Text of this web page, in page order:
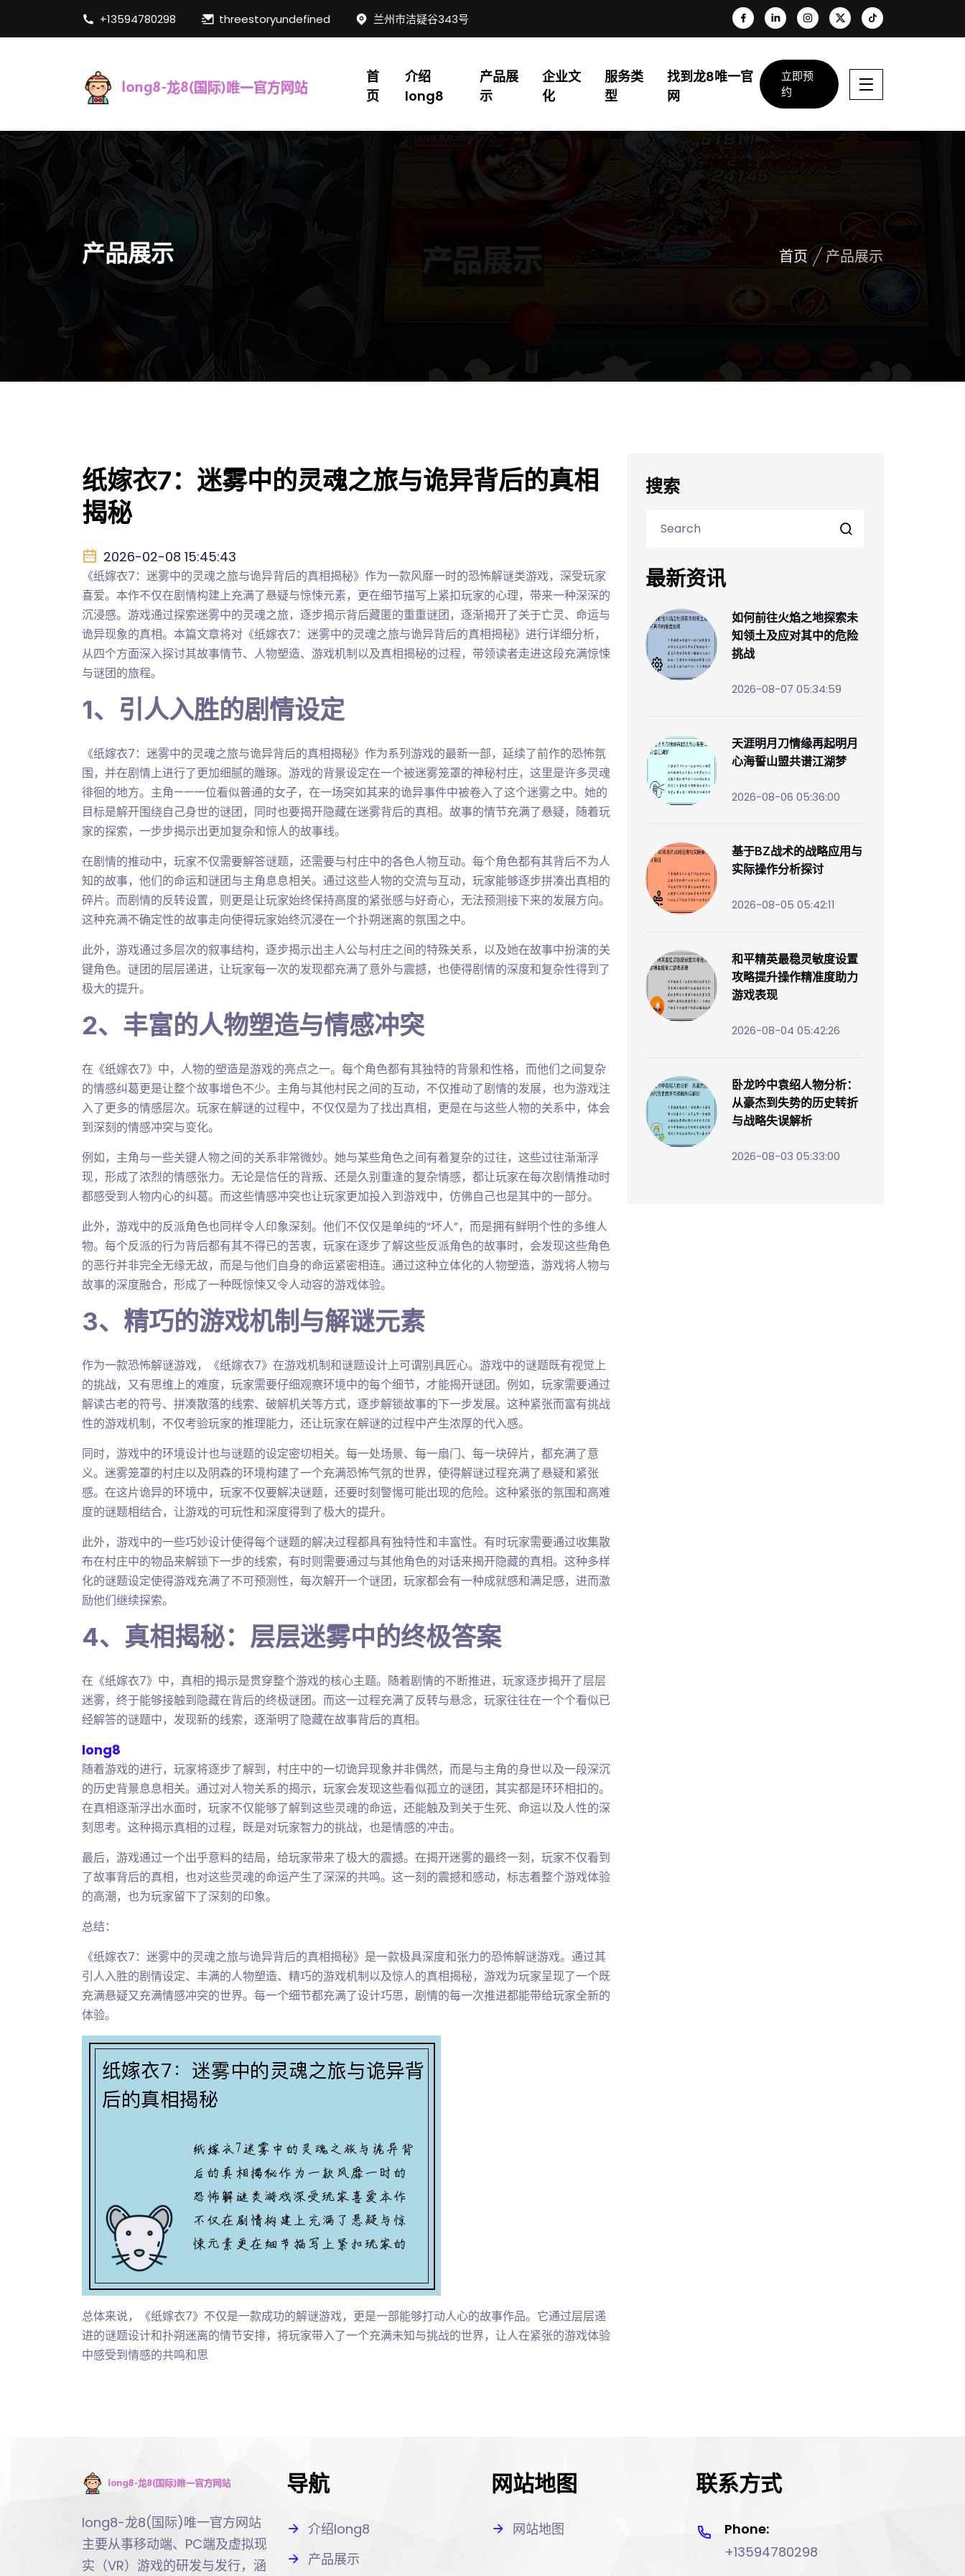
+13594780298 threestoryundefined 兰州市洁疑谷343号
首
页
介绍
long8
产品展
示
企业文
化
服务类
型
找到龙8唯一官
网
立即预
约
产品展示 首页 产品展示
纸嫁衣7：迷雾中的灵魂之旅与诡异背后的真相
揭秘
2026-02-08 15:45:43
《纸嫁衣7：迷雾中的灵魂之旅与诡异背后的真相揭秘》作为一款风靡一时的恐怖解谜类游戏，深受玩家
喜爱。本作不仅在剧情构建上充满了悬疑与惊悚元素，更在细节描写上紧扣玩家的心理，带来一种深深的
沉浸感。游戏通过探索迷雾中的灵魂之旅，逐步揭示背后藏匿的重重谜团，逐渐揭开了关于亡灵、命运与
诡异现象的真相。本篇文章将对《纸嫁衣7：迷雾中的灵魂之旅与诡异背后的真相揭秘》进行详细分析，
从四个方面深入探讨其故事情节、人物塑造、游戏机制以及真相揭秘的过程，带领读者走进这段充满惊悚
与谜团的旅程。
1、引人入胜的剧情设定
《纸嫁衣7：迷雾中的灵魂之旅与诡异背后的真相揭秘》作为系列游戏的最新一部，延续了前作的恐怖氛
围，并在剧情上进行了更加细腻的雕琢。游戏的背景设定在一个被迷雾笼罩的神秘村庄，这里是许多灵魂
徘徊的地方。主角——一位看似普通的女子，在一场突如其来的诡异事件中被卷入了这个迷雾之中。她的
目标是解开围绕自己身世的谜团，同时也要揭开隐藏在迷雾背后的真相。故事的情节充满了悬疑，随着玩
家的探索，一步步揭示出更加复杂和惊人的故事线。
在剧情的推动中，玩家不仅需要解答谜题，还需要与村庄中的各色人物互动。每个角色都有其背后不为人
知的故事，他们的命运和谜团与主角息息相关。通过这些人物的交流与互动，玩家能够逐步拼凑出真相的
碎片。而剧情的反转设置，则更是让玩家始终保持高度的紧张感与好奇心，无法预测接下来的发展方向。
这种充满不确定性的故事走向使得玩家始终沉浸在一个扑朔迷离的氛围之中。
此外，游戏通过多层次的叙事结构，逐步揭示出主人公与村庄之间的特殊关系，以及她在故事中扮演的关
键角色。谜团的层层递进，让玩家每一次的发现都充满了意外与震撼，也使得剧情的深度和复杂性得到了
极大的提升。
2、丰富的人物塑造与情感冲突
在《纸嫁衣7》中，人物的塑造是游戏的亮点之一。每个角色都有其独特的背景和性格，而他们之间复杂
的情感纠葛更是让整个故事增色不少。主角与其他村民之间的互动，不仅推动了剧情的发展，也为游戏注
入了更多的情感层次。玩家在解谜的过程中，不仅仅是为了找出真相，更是在与这些人物的关系中，体会
到深刻的情感冲突与变化。
例如，主角与一些关键人物之间的关系非常微妙。她与某些角色之间有着复杂的过往，这些过往渐渐浮
现，形成了浓烈的情感张力。无论是信任的背叛、还是久别重逢的复杂情感，都让玩家在每次剧情推动时
都感受到人物内心的纠葛。而这些情感冲突也让玩家更加投入到游戏中，仿佛自己也是其中的一部分。
此外，游戏中的反派角色也同样令人印象深刻。他们不仅仅是单纯的“坏人”，而是拥有鲜明个性的多维人
物。每个反派的行为背后都有其不得已的苦衷，玩家在逐步了解这些反派角色的故事时，会发现这些角色
的恶行并非完全无缘无故，而是与他们自身的命运紧密相连。通过这种立体化的人物塑造，游戏将人物与
故事的深度融合，形成了一种既惊悚又令人动容的游戏体验。
3、精巧的游戏机制与解谜元素
作为一款恐怖解谜游戏，《纸嫁衣7》在游戏机制和谜题设计上可谓别具匠心。游戏中的谜题既有视觉上
的挑战，又有思维上的难度，玩家需要仔细观察环境中的每个细节，才能揭开谜团。例如，玩家需要通过
解读古老的符号、拼凑散落的线索、破解机关等方式，逐步解锁故事的下一步发展。这种紧张而富有挑战
性的游戏机制，不仅考验玩家的推理能力，还让玩家在解谜的过程中产生浓厚的代入感。
同时，游戏中的环境设计也与谜题的设定密切相关。每一处场景、每一扇门、每一块碎片，都充满了意
义。迷雾笼罩的村庄以及阴森的环境构建了一个充满恐怖气氛的世界，使得解谜过程充满了悬疑和紧张
感。在这片诡异的环境中，玩家不仅要解决谜题，还要时刻警惕可能出现的危险。这种紧张的氛围和高难
度的谜题相结合，让游戏的可玩性和深度得到了极大的提升。
此外，游戏中的一些巧妙设计使得每个谜题的解决过程都具有独特性和丰富性。有时玩家需要通过收集散
布在村庄中的物品来解锁下一步的线索，有时则需要通过与其他角色的对话来揭开隐藏的真相。这种多样
化的谜题设定使得游戏充满了不可预测性，每次解开一个谜团，玩家都会有一种成就感和满足感，进而激
励他们继续探索。
4、真相揭秘：层层迷雾中的终极答案
在《纸嫁衣7》中，真相的揭示是贯穿整个游戏的核心主题。随着剧情的不断推进，玩家逐步揭开了层层
迷雾，终于能够接触到隐藏在背后的终极谜团。而这一过程充满了反转与悬念，玩家往往在一个个看似已
经解答的谜题中，发现新的线索，逐渐明了隐藏在故事背后的真相。
long8
随着游戏的进行，玩家将逐步了解到，村庄中的一切诡异现象并非偶然，而是与主角的身世以及一段深沉
的历史背景息息相关。通过对人物关系的揭示，玩家会发现这些看似孤立的谜团，其实都是环环相扣的。
在真相逐渐浮出水面时，玩家不仅能够了解到这些灵魂的命运，还能触及到关于生死、命运以及人性的深
刻思考。这种揭示真相的过程，既是对玩家智力的挑战，也是情感的冲击。
最后，游戏通过一个出乎意料的结局，给玩家带来了极大的震撼。在揭开迷雾的最终一刻，玩家不仅看到
了故事背后的真相，也对这些灵魂的命运产生了深深的共鸣。这一刻的震撼和感动，标志着整个游戏体验
的高潮，也为玩家留下了深刻的印象。
总结：
《纸嫁衣7：迷雾中的灵魂之旅与诡异背后的真相揭秘》是一款极具深度和张力的恐怖解谜游戏。通过其
引人入胜的剧情设定、丰满的人物塑造、精巧的游戏机制以及惊人的真相揭秘，游戏为玩家呈现了一个既
充满悬疑又充满情感冲突的世界。每一个细节都充满了设计巧思，剧情的每一次推进都能带给玩家全新的
体验。
总体来说，《纸嫁衣7》不仅是一款成功的解谜游戏，更是一部能够打动人心的故事作品。它通过层层递
进的谜题设计和扑朔迷离的情节安排，将玩家带入了一个充满未知与挑战的世界，让人在紧张的游戏体验
中感受到情感的共鸣和思
搜索
最新资讯
如何前往火焰之地探索未
知领土及应对其中的危险
挑战
2026-08-07 05:34:59
天涯明月刀情缘再起明月
心海誓山盟共谱江湖梦
2026-08-06 05:36:00
基于BZ战术的战略应用与
实际操作分析探讨
2026-08-05 05:42:11
和平精英最稳灵敏度设置
攻略提升操作精准度助力
游戏表现
2026-08-04 05:42:26
卧龙吟中袁绍人物分析：
从豪杰到失势的历史转折
与战略失误解析
2026-08-03 05:33:00
long8-龙8(国际)唯一官方网站
主要从事移动端、PC端及虚拟现
实（VR）游戏的研发与发行，涵
导航
介绍long8
产品展示
网站地图
网站地图
联系方式
Phone:
+13594780298